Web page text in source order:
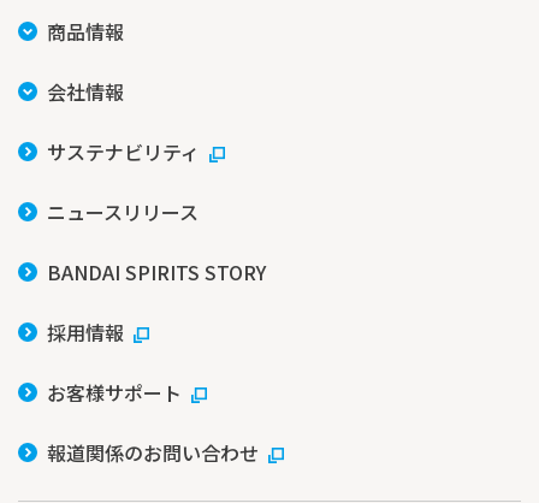
商品情報
会社情報
サステナビリティ
ニュースリリース
BANDAI SPIRITS STORY
採用情報
お客様サポート
報道関係のお問い合わせ